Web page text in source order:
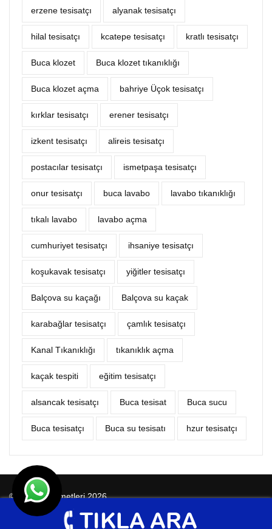
erzene tesisatçı alyanak tesisatçı
hilal tesisatçı kcatepe tesisatçı kratlı tesisatçı
Buca klozet Buca klozet tıkanıklığı
Buca klozet açma bahriye Üçok tesisatçı
kırklar tesisatçı erener tesisatçı
izkent tesisatçı alireis tesisatçı
postacılar tesisatçı ismetpaşa tesisatçı
onur tesisatçı buca lavabo lavabo tıkanıklığı
tıkalı lavabo lavabo açma
cumhuriyet tesisatçı ihsaniye tesisatçı
koşukavak tesisatçı yiğitler tesisatçı
Balçova su kaçağı Balçova su kaçak
karabağlar tesisatçı çamlık tesisatçı
Kanal Tıkanıklığı tıkanıklık açma
kaçak tespiti eğitim tesisatçı
alsancak tesisatçı Buca tesisat Buca sucu
Buca tesisatçı Buca su tesisatı hzur tesisatçı
© Tesisat Hizmetleri 2026
Tasarım Ankara Hosting